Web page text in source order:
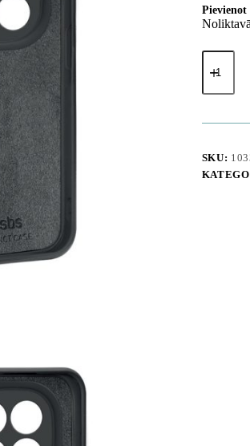
Pievienot
Xiaomi
Redmi
15
4G
-
melns
SKU: